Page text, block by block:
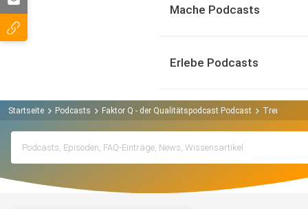
Mache Podcasts
Erlebe Podcasts
Startseite Podcasts Faktor Q - der Qualitätspodcast Podcast